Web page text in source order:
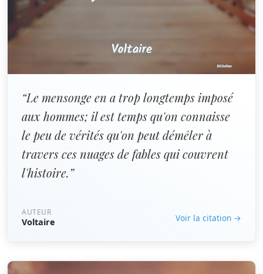
“Le mensonge en a trop longtemps imposé
aux hommes; il est temps qu'on connaisse
le peu de vérités qu'on peut démêler à
travers ces nuages de fables qui couvrent
l'histoire.”
AUTEUR
Voltaire Voir la citation →